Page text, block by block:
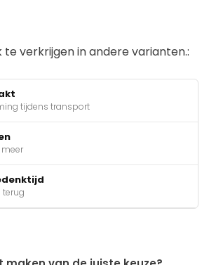
te verkrijgen in andere varianten.:
tijdens transport
meer
terug